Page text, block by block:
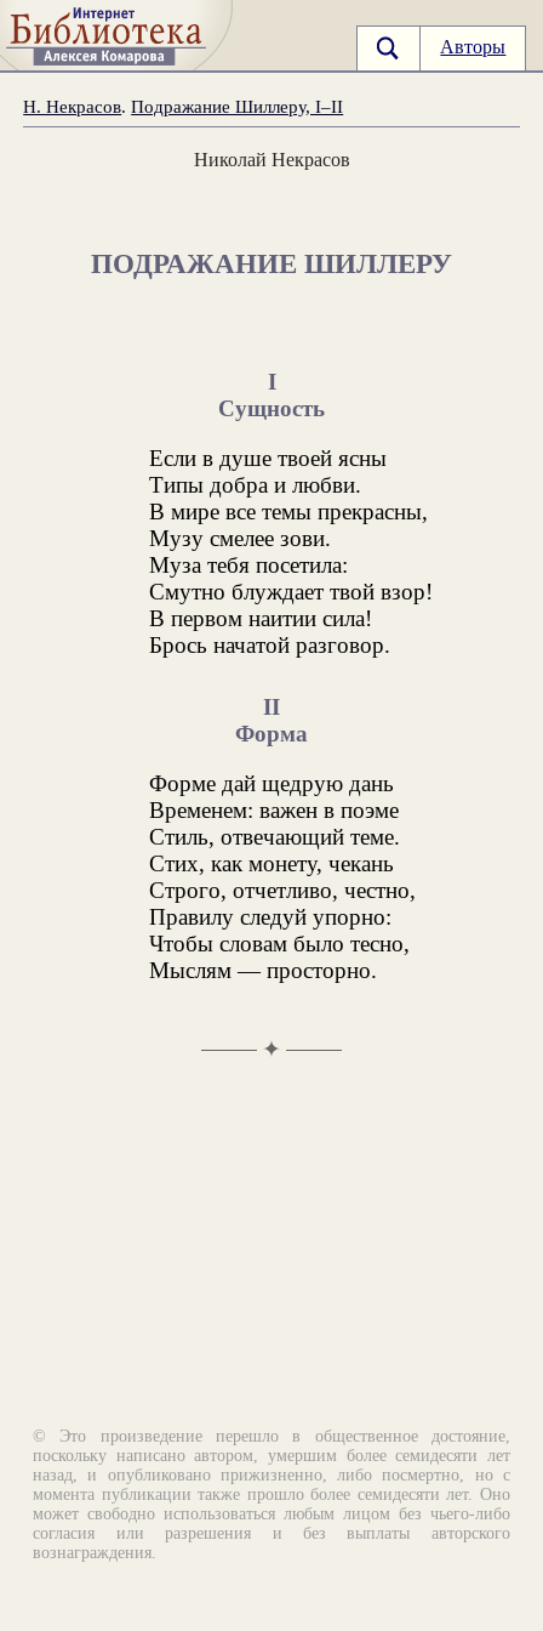
Авторы
Н. Некрасов.Подражание Шиллеру, I–II
Николай Некрасов
ПОДРАЖАНИЕ ШИЛЛЕРУ
I
Сущность
Если в душе твоей ясны
Типы добра и любви.
В мире все темы прекрасны,
Музу смелее зови.
Муза тебя посетила:
Смутно блуждает твой взор!
В первом наитии сила!
Брось начатой разговор.
II
Форма
Форме дай щедрую дань
Временем: важен в поэме
Стиль, отвечающий теме.
Стих, как монету, чекань
Строго, отчетливо, честно,
Правилу следуй упорно:
Чтобы словам было тесно,
Мыслям — просторно.
✦
© Это произведение перешло в общественное достояние,
поскольку написано автором, умершим более семидесяти лет
назад, и опубликовано прижизненно, либо посмертно, но с
момента публикации также прошло более семидесяти лет. Оно
может свободно использоваться любым лицом без чьего-либо
согласия или разрешения и без выплаты авторского
вознаграждения.